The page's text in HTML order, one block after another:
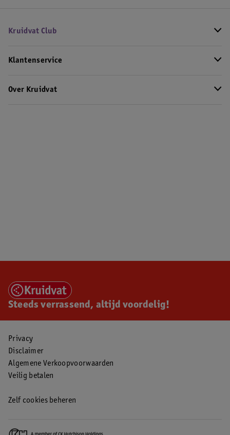
Kruidvat Club
Klantenservice
Over Kruidvat
Steeds verrassend, altijd voordelig!
Privacy
Disclaimer
Algemene Verkoopvoorwaarden
Veilig betalen
Zelf cookies beheren